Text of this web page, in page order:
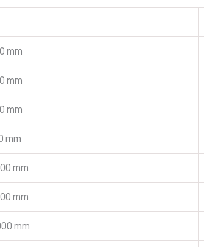
mm
mm
mm
mm
mm
mm
mm